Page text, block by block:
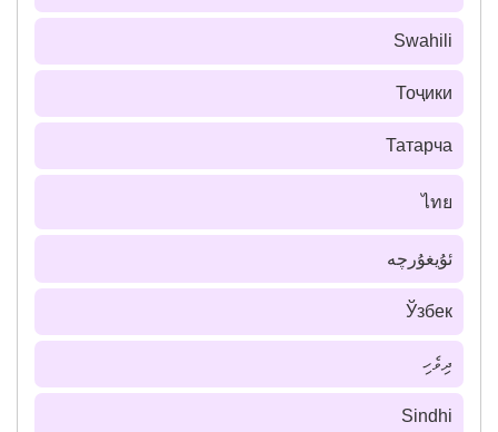
Swahili
Тоҷики
Татарча
ไทย
ئۇيغۇرچە
Ўзбек
ދިވެހި
Sindhi